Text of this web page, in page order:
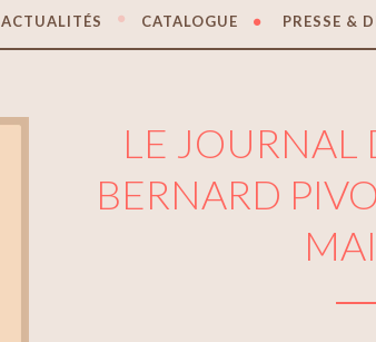
ACTUALITÉS CATALOGUE PRESSE &
LE
BERNARD